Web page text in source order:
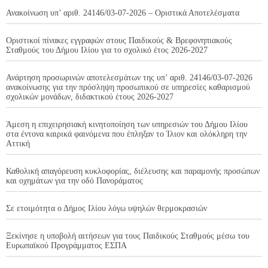
Ανακοίνωση υπ’ αριθ. 24146/03-07-2026 – Οριστικά Αποτελέσματα
Οριστικοί πίνακες εγγραφών στους Παιδικούς & Βρεφονηπιακούς
Σταθμούς του Δήμου Ιλίου για το σχολικό έτος 2026-2027
Ανάρτηση προσωρινών αποτελεσμάτων της υπ’ αριθ. 24146/03-07-2026
ανακοίνωσης για την πρόσληψη προσωπικού σε υπηρεσίες καθαρισμού
σχολικών μονάδων, διδακτικού έτους 2026-2027
Άμεση η επιχειρησιακή κινητοποίηση των υπηρεσιών του Δήμου Ιλίου
στα έντονα καιρικά φαινόμενα που έπληξαν το Ίλιον και ολόκληρη την
Αττική
Καθολική απαγόρευση κυκλοφορίας, διέλευσης και παραμονής προσώπων
και οχημάτων για την οδό Πανοράματος
Σε ετοιμότητα ο Δήμος Ιλίου λόγω υψηλών θερμοκρασιών
Ξεκίνησε η υποβολή αιτήσεων για τους Παιδικούς Σταθμούς μέσω του
Ευρωπαϊκού Προγράμματος ΕΣΠΑ